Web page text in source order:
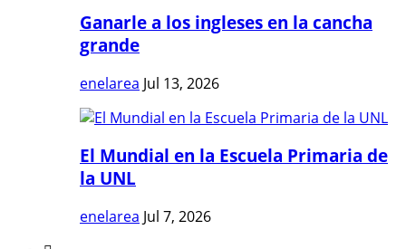
Ganarle a los ingleses en la cancha
grande
enelarea Jul 13, 2026
El Mundial en la Escuela Primaria de
la UNL
enelarea Jul 7, 2026